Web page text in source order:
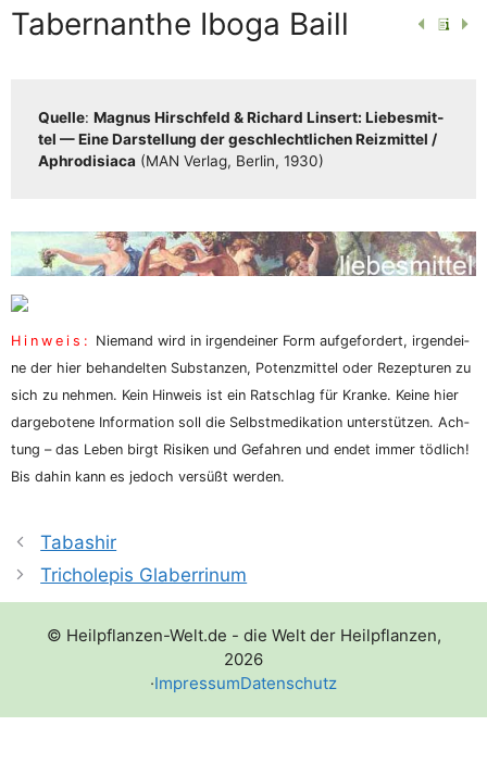
Tabernanthe Iboga Baill
Quel­le: Magnus Hirsch­feld & Richard Lin­sert: Lie­bes­mit­
tel — Eine Dar­stel­lung der geschlecht­li­chen Reiz­mit­tel /​​
Aphro­di­sia­ca (MAN Ver­lag, Ber­lin, 1930)
Hin­weis: Nie­mand wird in irgend­ei­ner Form auf­ge­for­dert, irgend­ei­
ne der hier behan­del­ten Sub­stan­zen, Potenz­mit­tel oder Rezep­tu­ren zu
sich zu neh­men. Kein Hin­weis ist ein Rat­schlag für Kran­ke. Kei­ne hier
dar­ge­bo­te­ne Infor­ma­ti­on soll die Selbst­me­di­ka­ti­on unter­stüt­zen. Ach­
tung – das Leben birgt Risi­ken und Gefah­ren und endet immer töd­lich!
Bis dahin kann es jedoch ver­süßt werden.
Tabashir
Tricholepis Glaberrinum
© Heilpflanzen-Welt.de - die Welt der Heilpflanzen,
2026
·ImpressumDatenschutz